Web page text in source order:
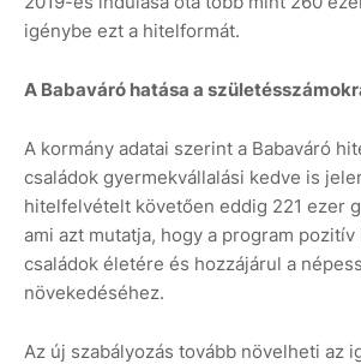
igénybe ezt a hitelformát.
A Babaváró hatása a
A kormány adatai szerint a Babaváró
családok gyermekvállalási kedve is
hitelfelvételt követően eddig 221 ezer
ami azt mutatja, hogy a program
családok életére és hozzájárul a
növekedéséhez.
Az új szabályozás tovább növelheti az